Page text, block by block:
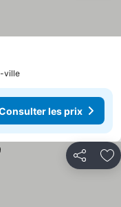
ville
les prix
Partager